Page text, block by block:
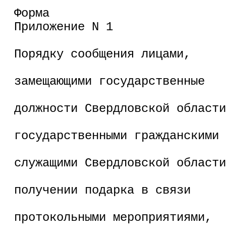
Приложение N 1
Порядку сообщения лицами,
замещающими государственные
должности Свердловской
государственными гражданскими
служащими Свердловской области
получении подарка в связи
протокольными мероприятиями,